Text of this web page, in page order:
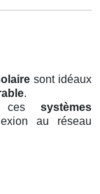
sont idéaux
.
cessystèmes
au réseau